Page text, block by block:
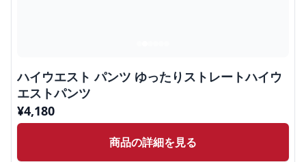
ハイウエスト パンツ ゆったりストレートハイウ
エストパンツ
¥4,180
商品の詳細を見る